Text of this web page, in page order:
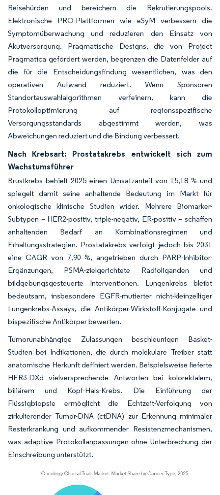
Reisehürden und bereichern die Rekrutierungspools.
Elektronische PRO-Plattformen wie eSyM verbessern die
Symptomüberwachung und reduzieren den Einsatz von
Akutversorgung. Pragmatische Designs, die von Project
Pragmatica gefördert werden, begrenzen die Datenfelder auf
die für die Entscheidungsfindung wesentlichen, was den
operativen Aufwand reduziert. Wenn Sponsoren
Standortauswahlalgorithmen verfeinern, kann die
Protokolloptimierung auf regionsspezifische
Versorgungsstandards abgestimmt werden, was
Abweichungen reduziert und die Bindung verbessert.
Nach Krebsart: Prostatakrebs entwickelt sich zum
Wachstumsführer
Brustkrebs behielt 2025 einen Umsatzanteil von 15,18 % und
spiegelt damit seine anhaltende Bedeutung im Markt für
onkologische klinische Studien wider. Mehrere Biomarker-
Subtypen – HER2-positiv, triple-negativ, ER-positiv – schaffen
anhaltenden Bedarf an Kombinationsregimen und
Erhaltungsstrategien. Prostatakrebs verfolgt jedoch bis 2031
eine CAGR von 7,90 %, angetrieben durch PARP-Inhibitor-
Ergänzungen, PSMA-zielgerichtete Radioliganden und
bildgebungsgesteuerte Interventionen. Lungenkrebs bleibt
bedeutsam, insbesondere EGFR-mutierter nicht-kleinzelliger
Lungenkrebs-Assays, die Antikörper-Wirkstoff-Konjugate und
bispezifische Antikörper bewerten.
Tumorunabhängige Zulassungen beschleunigen Basket-
Studien bei Indikationen, die durch molekulare Treiber statt
anatomische Herkunft definiert werden. Beispielsweise lieferte
HER3-DXd vielversprechende Antworten bei kolorektalem,
biliärem und Kopf-Hals-Krebs. Die Einführung der
Flüssigbiopsie ermöglicht die Echtzeit-Verfolgung von
zirkulierender Tumor-DNA (ctDNA) zur Erkennung minimaler
Resterkrankung und aufkommender Resistenzmechanismen,
was adaptive Protokollanpassungen ohne Unterbrechung der
Einschreibung unterstützt.